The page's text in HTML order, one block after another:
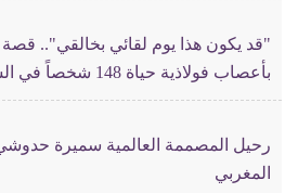
"قد يكون هذا يوم لقائي بخالقي".. قصة
بأعصاب فولاذية حياة 148 شخصاً في السماء
رحيل المصممة العالمية سميرة
المغربي